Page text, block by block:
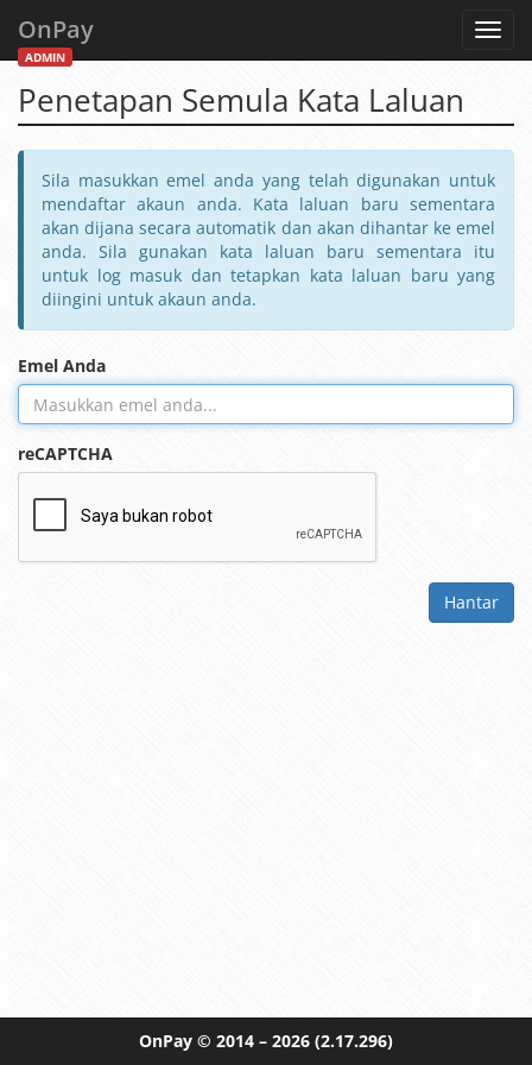
OnPay
ADMIN
Penetapan Semula Kata Laluan
Sila masukkan emel anda yang telah digunakan untuk
mendaftar akaun anda. Kata laluan baru sementara
akan dijana secara automatik dan akan dihantar ke emel
anda. Sila gunakan kata laluan baru sementara itu
untuk log masuk dan tetapkan kata laluan baru yang
diingini untuk akaun anda.
Emel Anda
reCAPTCHA
Hantar
OnPay © 2014 – 2026 (2.17.296)